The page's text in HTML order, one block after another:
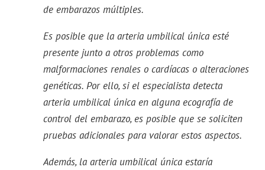
de embarazos múltiples.
Es posible que la arteria umbilical única esté
presente junto a otros problemas como
malformaciones renales o cardíacas o alteraciones
genéticas. Por ello, si el especialista detecta
arteria umbilical única en alguna ecografía de
control del embarazo, es posible que se soliciten
pruebas adicionales para valorar estos aspectos.
Además, la arteria umbilical única estaría